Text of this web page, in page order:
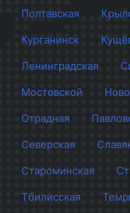
Полтавская
Курганинск
Ленинградская
Мостовской
Отрадная
Северская
Староминская
Тбилисская